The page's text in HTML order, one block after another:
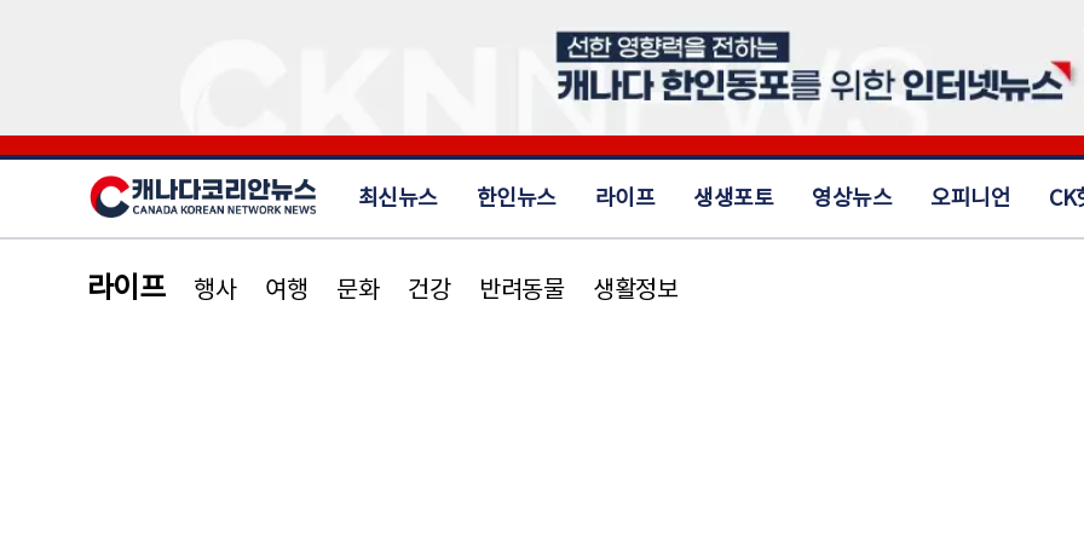
최신뉴스 한인뉴스 라이프 생생포토 영상뉴스 오피니언 CK
라이프 행사 여행 문화 건강 반려동물 생활정보